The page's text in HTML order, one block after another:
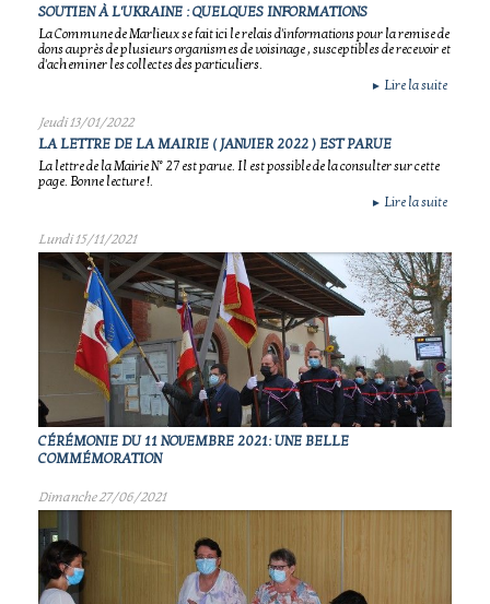
SOUTIEN À L'UKRAINE : QUELQUES INFORMATIONS
La Commune de Marlieux se fait ici le relais d'informations pour la remise de
dons auprès de plusieurs organismes de voisinage , susceptibles de recevoir et
d'acheminer les collectes des particuliers.
► Lire la suite
Jeudi 13/01/2022
LA LETTRE DE LA MAIRIE ( JANVIER 2022 ) EST PARUE
La lettre de la Mairie N° 27 est parue. Il est possible de la consulter sur cette
page. Bonne lecture !.
► Lire la suite
Lundi 15/11/2021
CÉRÉMONIE DU 11 NOVEMBRE 2021: UNE BELLE
COMMÉMORATION
Dimanche 27/06/2021